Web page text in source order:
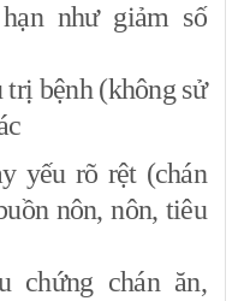
như giảm số
trị bệnh (không sử
yếu rõ rệt (chán
nôn, nôn, tiêu
chứng chán ăn,